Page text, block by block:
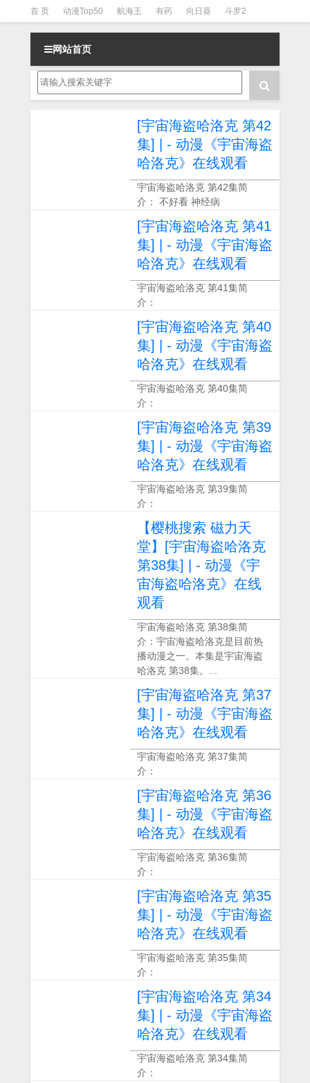
首 页 动漫Top50 航海王 有药 向日葵 斗罗2
斗罗3 火影 一拳超人 柯南 阴阳师 节目清单
网站首页
[宇宙海盗哈洛克 第42
集] | - 动漫《宇宙海盗
哈洛克》在线观看
宇宙海盗哈洛克 第42集简
介： 不好看 神经病
[宇宙海盗哈洛克 第41
集] | - 动漫《宇宙海盗
哈洛克》在线观看
宇宙海盗哈洛克 第41集简
介：
[宇宙海盗哈洛克 第40
集] | - 动漫《宇宙海盗
哈洛克》在线观看
宇宙海盗哈洛克 第40集简
介：
[宇宙海盗哈洛克 第39
集] | - 动漫《宇宙海盗
哈洛克》在线观看
宇宙海盗哈洛克 第39集简
介：
【樱桃搜索 磁力天
堂】[宇宙海盗哈洛克
第38集] | - 动漫《宇
宙海盗哈洛克》在线
观看
宇宙海盗哈洛克 第38集简
介：宇宙海盗哈洛克是目前热
播动漫之一。本集是宇宙海盗
哈洛克 第38集。...
[宇宙海盗哈洛克 第37
集] | - 动漫《宇宙海盗
哈洛克》在线观看
宇宙海盗哈洛克 第37集简
介：
[宇宙海盗哈洛克 第36
集] | - 动漫《宇宙海盗
哈洛克》在线观看
宇宙海盗哈洛克 第36集简
介：
[宇宙海盗哈洛克 第35
集] | - 动漫《宇宙海盗
哈洛克》在线观看
宇宙海盗哈洛克 第35集简
介：
[宇宙海盗哈洛克 第34
集] | - 动漫《宇宙海盗
哈洛克》在线观看
宇宙海盗哈洛克 第34集简
介：